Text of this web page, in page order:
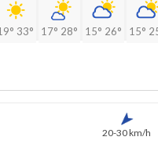
33° 17° 28° 15° 26° 15°
20-30 km/h